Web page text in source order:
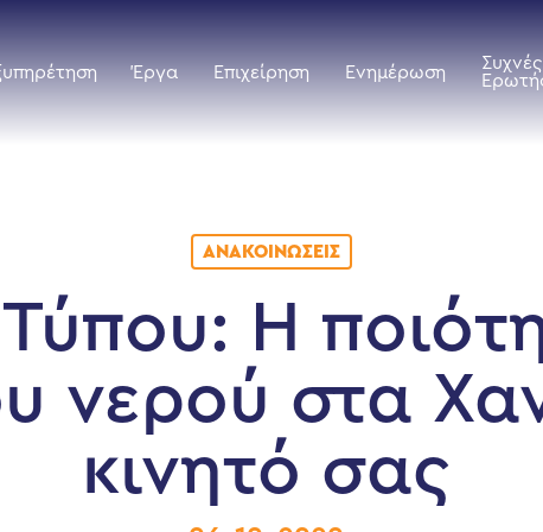
Έργα Επιχείρηση Ενημέρωση
Συχνές
ΑΝΑΚΟΙΝΏΣΕΙΣ
Η
νερού στα
κινητό σας